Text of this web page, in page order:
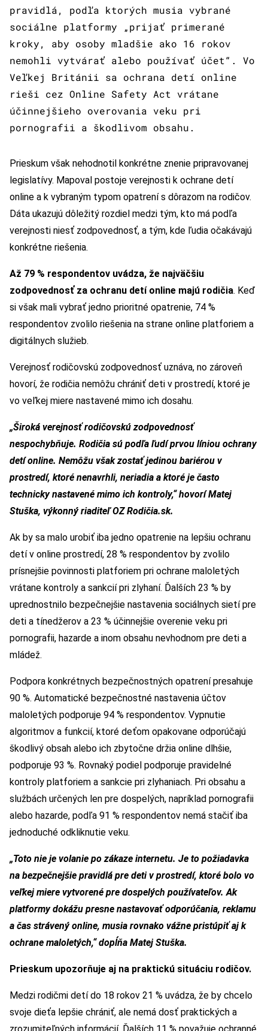
pravidlá, podľa ktorých musia vybrané
sociálne platformy „prijať primerané
kroky, aby osoby mladšie ako 16 rokov
nemohli vytvárať alebo používať účet“. Vo
Veľkej Británii sa ochrana detí online
rieši cez Online Safety Act vrátane
účinnejšieho overovania veku pri
pornografii a škodlivom obsahu.
Prieskum však nehodnotil konkrétne znenie pripravovanej
legislatívy. Mapoval postoje verejnosti k ochrane detí
online a k vybraným typom opatrení s dôrazom na rodičov.
Dáta ukazujú dôležitý rozdiel medzi tým, kto má podľa
verejnosti niesť zodpovednosť, a tým, kde ľudia očakávajú
konkrétne riešenia.
Až 79 % respondentov uvádza, že najväčšiu
zodpovednosť za ochranu detí online majú rodičia. Keď
si však mali vybrať jedno prioritné opatrenie, 74 %
respondentov zvolilo riešenia na strane online platforiem a
digitálnych služieb.
Verejnosť rodičovskú zodpovednosť uznáva, no zároveň
hovorí, že rodičia nemôžu chrániť deti v prostredí, ktoré je
vo veľkej miere nastavené mimo ich dosahu.
„Široká verejnosť rodičovskú zodpovednosť
nespochybňuje. Rodičia sú podľa ľudí prvou líniou ochrany
detí online. Nemôžu však zostať jedinou bariérou v
prostredí, ktoré nenavrhli, neriadia a ktoré je často
technicky nastavené mimo ich kontroly,“ hovorí Matej
Stuška, výkonný riaditeľ OZ Rodičia.sk.
Ak by sa malo urobiť iba jedno opatrenie na lepšiu ochranu
detí v online prostredí, 28 % respondentov by zvolilo
prísnejšie povinnosti platforiem pri ochrane maloletých
vrátane kontroly a sankcií pri zlyhaní. Ďalších 23 % by
uprednostnilo bezpečnejšie nastavenia sociálnych sietí pre
deti a tínedžerov a 23 % účinnejšie overenie veku pri
pornografii, hazarde a inom obsahu nevhodnom pre deti a
mládež.
Podpora konkrétnych bezpečnostných opatrení presahuje
90 %. Automatické bezpečnostné nastavenia účtov
maloletých podporuje 94 % respondentov. Vypnutie
algoritmov a funkcií, ktoré deťom opakovane odporúčajú
škodlivý obsah alebo ich zbytočne držia online dlhšie,
podporuje 93 %. Rovnaký podiel podporuje pravidelné
kontroly platforiem a sankcie pri zlyhaniach. Pri obsahu a
službách určených len pre dospelých, napríklad pornografii
alebo hazarde, podľa 91 % respondentov nemá stačiť iba
jednoduché odkliknutie veku.
„Toto nie je volanie po zákaze internetu. Je to požiadavka
na bezpečnejšie pravidlá pre deti v prostredí, ktoré bolo vo
veľkej miere vytvorené pre dospelých používateľov. Ak
platformy dokážu presne nastavovať odporúčania, reklamu
a čas strávený online, musia rovnako vážne pristúpiť aj k
ochrane maloletých,“ dopĺňa Matej Stuška.
Prieskum upozorňuje aj na praktickú situáciu rodičov.
Medzi rodičmi detí do 18 rokov 21 % uvádza, že by chcelo
svoje dieťa lepšie chrániť, ale nemá dosť praktických a
zrozumiteľných informácií. Ďalších 11 % považuje ochranné